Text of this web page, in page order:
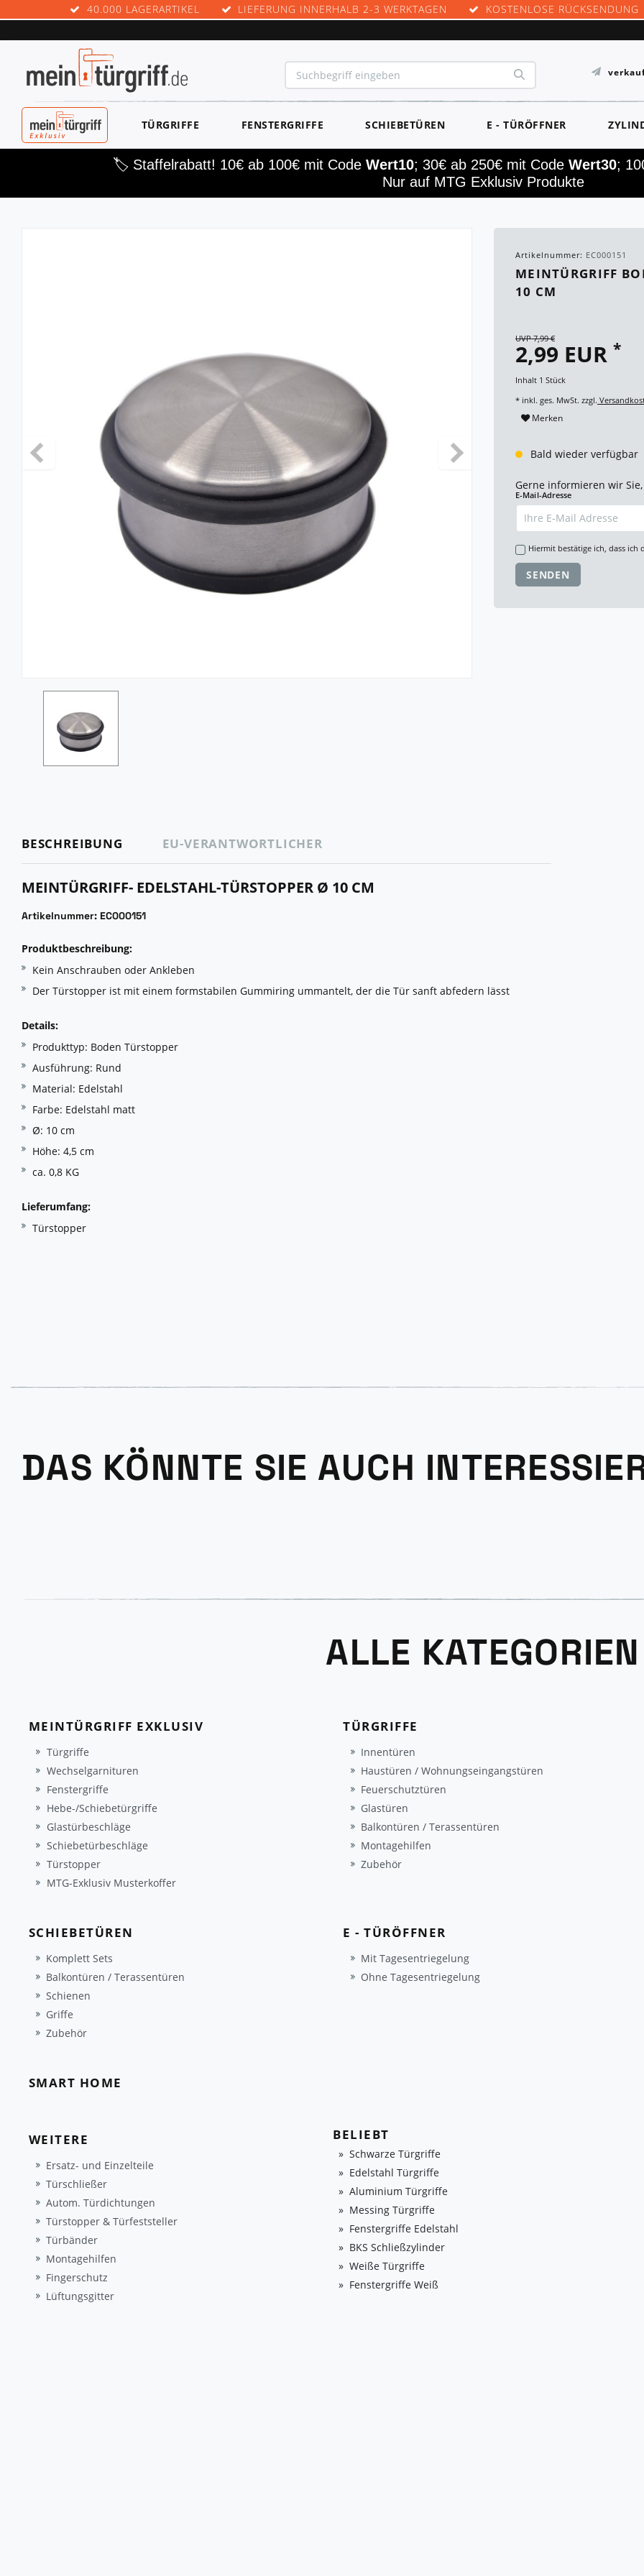
40.000 LAGERARTIKEL LIEFERUNG INNERHALB 2-3 WERKTAGEN KOSTENLOSE RÜCKSENDUNG
MEINTÜRGRIF
F EXKLUSIV
TÜRGRIFFE FENSTERGRIFFE SCHIEBETÜREN E - TÜRÖFFNER
🏷️ Staffelrabatt! 10€ ab 100€ mit Code Wert10; 30€ ab 250€ mit Code Wert30;
Nur auf MTG Exklusiv Produkte
Artikelnummer: EC000151
MEINTÜRGRIFF
10 CM
UVP 7,99 €
2,99 EUR *
Inhalt 1 Stück
* inkl. ges. MwSt. zzgl.
Merken
Bald wieder verfügbar
Gerne informieren wir
E-Mail-Adresse
Hiermit bestätige ich, dass ich
SENDEN
BESCHREIBUNG EU-VERANTWORTLICHER
MEINTÜRGRIFF- EDELSTAHL-TÜRSTOPPER Ø 10 CM
Artikelnummer: EC000151
ProduktbeschreibunG:
Kein Anschrauben oder Ankleben
Der Türstopper ist mit einem formstabilen Gummiring ummantelt, der die Tür sanft abfedern lässt
Details:
Produkttyp: Boden Türstopper
Ausführung: Rund
Material: Edelstahl
Farbe: Edelstahl matt
Ø: 10 cm
Höhe: 4,5 cm
ca. 0,8 KG
Lieferumfang:
Türstopper
DAS KÖNNTE SIE AUCH
ALLE KATEGORIEN
MEINTÜRGRIFF EXKLUSIV
Türgriffe
Wechselgarnituren
Fenstergriffe
Hebe-/Schiebetürgriffe
Glastürbeschläge
Schiebetürbeschläge
Türstopper
MTG-Exklusiv Musterkoffer
TÜRGRIFFE
Innentüren
Haustüren / Wohnungseingangstüren
Feuerschutztüren
Glastüren
Balkontüren / Terassentüren
Montagehilfen
Zubehör
SCHIEBETÜREN
Komplett Sets
Balkontüren / Terassentüren
Schienen
Griffe
Zubehör
E - TÜRÖFFNER
Mit Tagesentriegelung
Ohne Tagesentriegelung
SMART HOME
WEITERE
Ersatz- und Einzelteile
Türschließer
Autom. Türdichtungen
Türstopper & Türfeststeller
Türbänder
Montagehilfen
Fingerschutz
Lüftungsgitter
BELIEBT
Schwarze Türgriffe
Edelstahl Türgriffe
Aluminium Türgriffe
Messing Türgriffe
Fenstergriffe Edelstahl
BKS Schließzylinder
Weiße Türgriffe
Fenstergriffe Weiß